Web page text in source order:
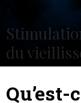
du
Qu’est-